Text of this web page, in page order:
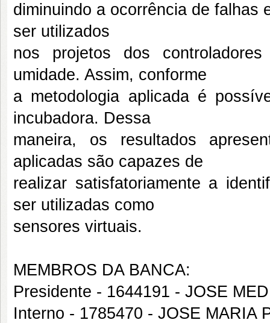
diminuindo a ocorrência de falhas
ser utilizados
nos projetos dos
umidade. Assim, conforme
a metodologia aplicada é
incubadora. Dessa
maneira, os resultados
aplicadas são capazes de
realizar satisfatoriamente a
ser utilizadas como
sensores virtuais.
MEMBROS DA BANCA:
Presidente - 1644191 - JOSE
Interno - 1785470 - JOSE MARIA